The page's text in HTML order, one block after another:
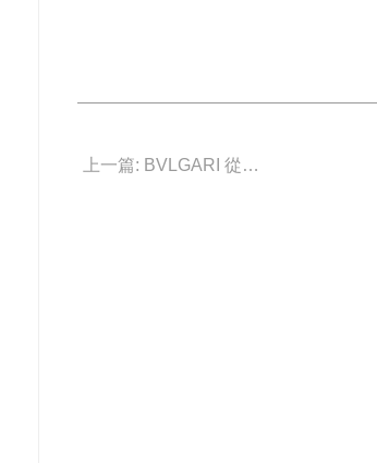
上一篇: BVLGARI 從珠寶到腕表